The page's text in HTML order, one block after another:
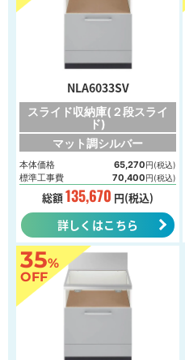
NLA6033SV
スライド収納庫(２段スライ
ド)
マット調シルバー
本体価格 65,270円(税込)
標準工事費 70,400円(税込)
総額135,670 円(税込)
詳しくはこちら
35%
OFF